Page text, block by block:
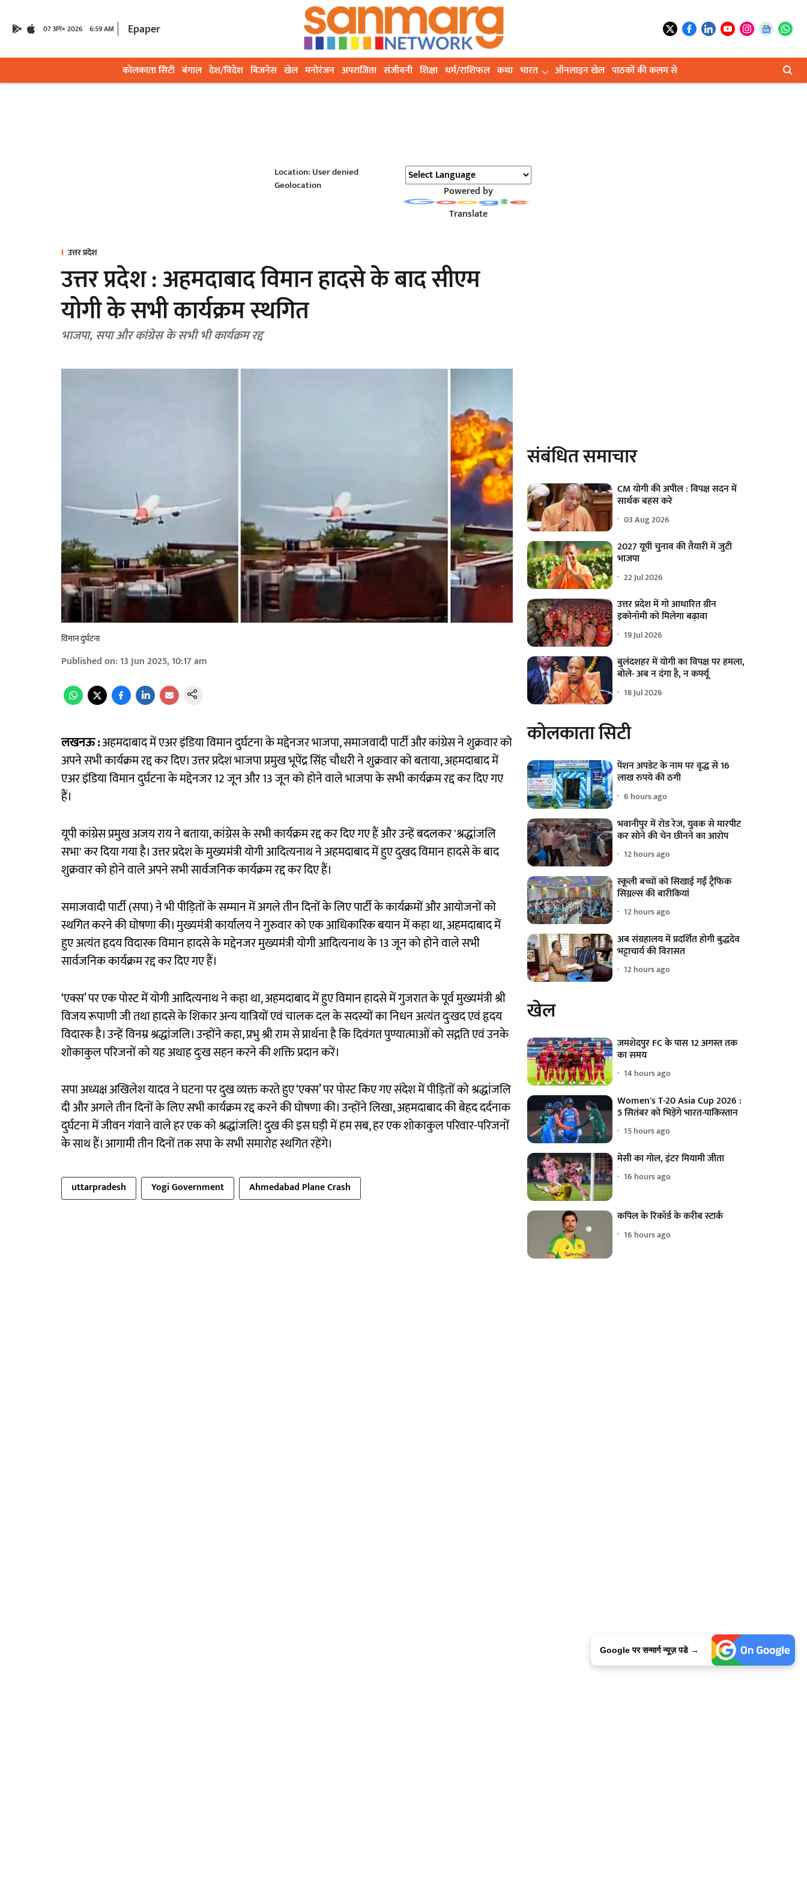
07 अग॰ 2026 6:59 AM Epaper
कोलकाता सिटी बंगाल देश/विदेश बिजनेस खेल मनोरंजन अपराजिता संजीवनी शिक्षा धर्म/राशिफल कथा भारत ऑनलाइन खेल पाठकों की कलम से
Location: User denied
Geolocation
Powered by
Translate
उत्तर प्रदेश
उत्तर प्रदेश : अहमदाबाद व‍िमान हादसे के बाद सीएम
योगी के सभी कार्यक्रम स्‍थग‍ित
भाजपा, सपा और कांग्रेस के सभी भी कार्यक्रम रद्द
विमान दुर्घटना
Published on: 13 Jun 2025, 10:17 am
लखनऊ :अहमदाबाद में एअर इंडिया विमान दुर्घटना के मद्देनजर भाजपा, समाजवादी पार्टी और कांग्रेस ने शुक्रवार को
अपने सभी कार्यक्रम रद्द कर दिए। उत्तर प्रदेश भाजपा प्रमुख भूपेंद्र सिंह चौधरी ने शुक्रवार को बताया, अहमदाबाद में
एअर इंडिया विमान दुर्घटना के मद्देनजर 12 जून और 13 जून को होने वाले भाजपा के सभी कार्यक्रम रद्द कर दिए गए
हैं।
यूपी कांग्रेस प्रमुख अजय राय ने बताया, कांग्रेस के सभी कार्यक्रम रद्द कर दिए गए हैं और उन्हें बदलकर 'श्रद्धांजलि
सभा' कर दिया गया है। उत्तर प्रदेश के मुख्यमंत्री योगी आदित्यनाथ ने अहमदाबाद में हुए दुखद विमान हादसे के बाद
शुक्रवार को होने वाले अपने सभी सार्वजनिक कार्यक्रम रद्द कर दिए हैं।
समाजवादी पार्टी (सपा) ने भी पीड़ितों के सम्मान में अगले तीन दिनों के लिए पार्टी के कार्यक्रमों और आयोजनों को
स्थगित करने की घोषणा की। मुख्यमंत्री कार्यालय ने गुरुवार को एक आधिकारिक बयान में कहा था, अहमदाबाद में
हुए अत्यंत हृदय विदारक विमान हादसे के मद्देनजर मुख्यमंत्री योगी आदित्यनाथ के 13 जून को होने वाले सभी
सार्वजनिक कार्यक्रम रद्द कर दिए गए हैं।
‘एक्स’ पर एक पोस्ट में योगी आदित्यनाथ ने कहा था, अहमदाबाद में हुए विमान हादसे में गुजरात के पूर्व मुख्यमंत्री श्री
विजय रूपाणी जी तथा हादसे के शिकार अन्य यात्रियों एवं चालक दल के सदस्यों का निधन अत्यंत दुःखद एवं हृदय
विदारक है। उन्हें विनम्र श्रद्धांजलि। उन्होंने कहा, प्रभु श्री राम से प्रार्थना है कि दिवंगत पुण्यात्माओं को सद्गति एवं उनके
शोकाकुल परिजनों को यह अथाह दुःख सहन करने की शक्ति प्रदान करें।
सपा अध्यक्ष अखिलेश यादव ने घटना पर दुख व्यक्त करते हुए ‘एक्स’ पर पोस्ट किए गए संदेश में पीड़ितों को श्रद्धांजलि
दी और अगले तीन दिनों के लिए सभी कार्यक्रम रद्द करने की घोषणा की। उन्होंने लिखा, अहमदाबाद की बेहद दर्दनाक
दुर्घटना में जीवन गंवाने वाले हर एक को श्रद्धांजलि! दुख की इस घड़ी में हम सब, हर एक शोकाकुल परिवार-परिजनों
के साथ हैं। आगामी तीन दिनों तक सपा के सभी समारोह स्थगित रहेंगे।
uttarpradesh Yogi Government Ahmedabad Plane Crash
संबंधित समाचार
CM योगी की अपील : विपक्ष सदन में
सार्थक बहस करे
03 Aug 2026
2027 यूपी चुनाव की तैयारी में जुटी
भाजपा
22 Jul 2026
उत्तर प्रदेश में गो आधारित ग्रीन
इकोनॉमी को मिलेगा बढ़ावा
19 Jul 2026
बुलंदशहर में योगी का विपक्ष पर हमला,
बोले- अब न दंगा है, न कर्फ्यू
18 Jul 2026
कोलकाता सिटी
पेंशन अपडेट के नाम पर वृद्ध से 16
लाख रुपये की ठगी
6 hours ago
भवानीपुर में रोड रेज, युवक से मारपीट
कर सोने की चेन छीनने का आरोप
12 hours ago
स्कूली बच्चों को सिखाई गईं ट्रैफिक
सिग्नल्स की बारीकियां
12 hours ago
अब संग्रहालय में प्रदर्शित होगी बुद्धदेव
भट्टाचार्य की विरासत
12 hours ago
खेल
जमशेदपुर FC के पास 12 अगस्त तक
का समय
14 hours ago
Women's T-20 Asia Cup 2026 :
5 सितंबर को भिड़ेंगे भारत-पाकिस्तान
15 hours ago
मेसी का गोल, इंटर मियामी जीता
16 hours ago
कपिल के रिकॉर्ड के करीब स्टार्क
16 hours ago
Google पर सन्मार्ग न्यूज़ पडे →